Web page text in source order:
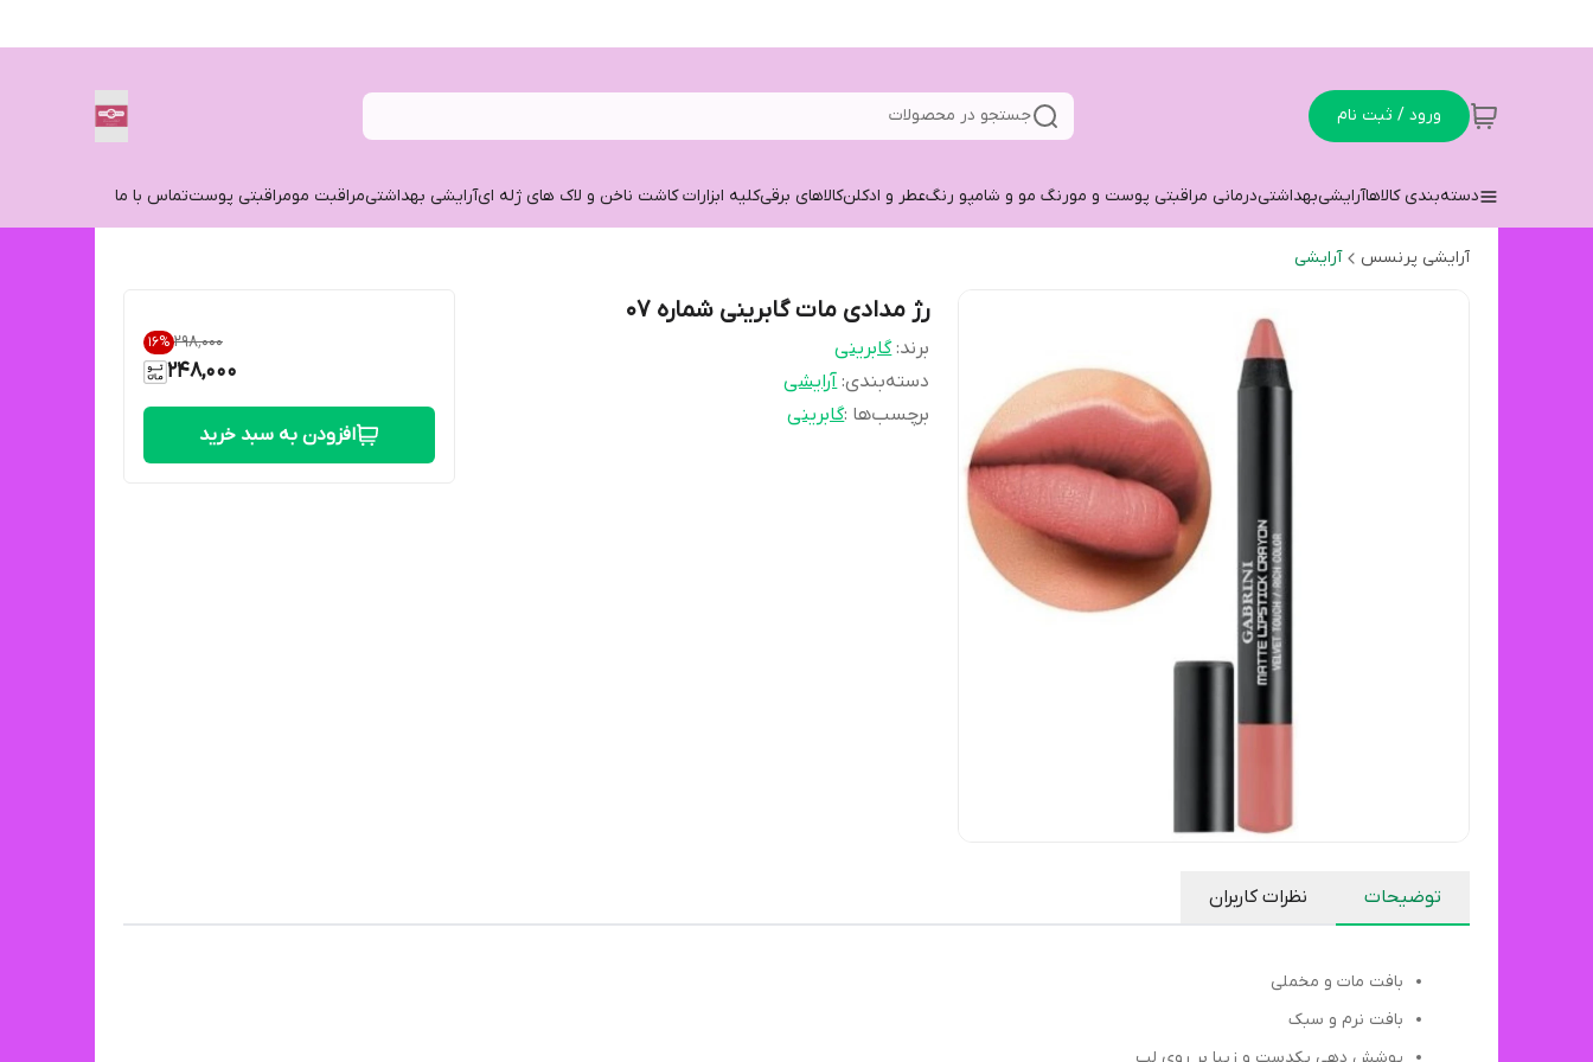
ورود / ثبت نام جستجو در محصولات
دسته‌بندی کالاهاآرایشیبهداشتیدرمانی مراقبتی پوست و مورنگ مو و شامپو رنگعطر و ادکلنکالاهای برقیکلیه ابزارات کاشت ناخن و لاک های ژله ایآرایشی بهداشتیمراقبت مومراقبتی پوستتماس با ما
آرایشی پرنسس آرایشی
رژ مدادی مات گابرینی شماره ۰۷
برند: گابرینی
دسته‌بندی:آرایشی
برچسب‌ها :گابرینی
۲۹۸٬۰۰۰ 16%
248,000
افزودن به سبد خرید
توضیحات نظرات کاربران
بافت مات و مخملی
بافت نرم و سبک